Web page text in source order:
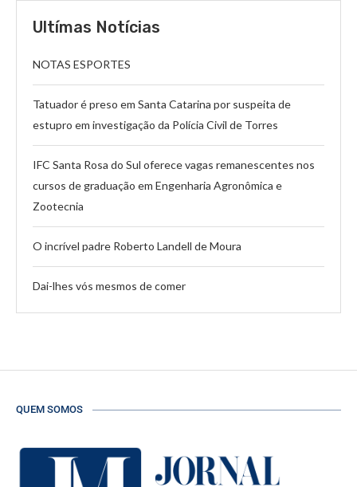
Ultímas Notícias
NOTAS ESPORTES
Tatuador é preso em Santa Catarina por suspeita de
estupro em investigação da Polícia Civil de Torres
IFC Santa Rosa do Sul oferece vagas remanescentes nos
cursos de graduação em Engenharia Agronômica e
Zootecnia
O incrível padre Roberto Landell de Moura
Dai-lhes vós mesmos de comer
QUEM SOMOS